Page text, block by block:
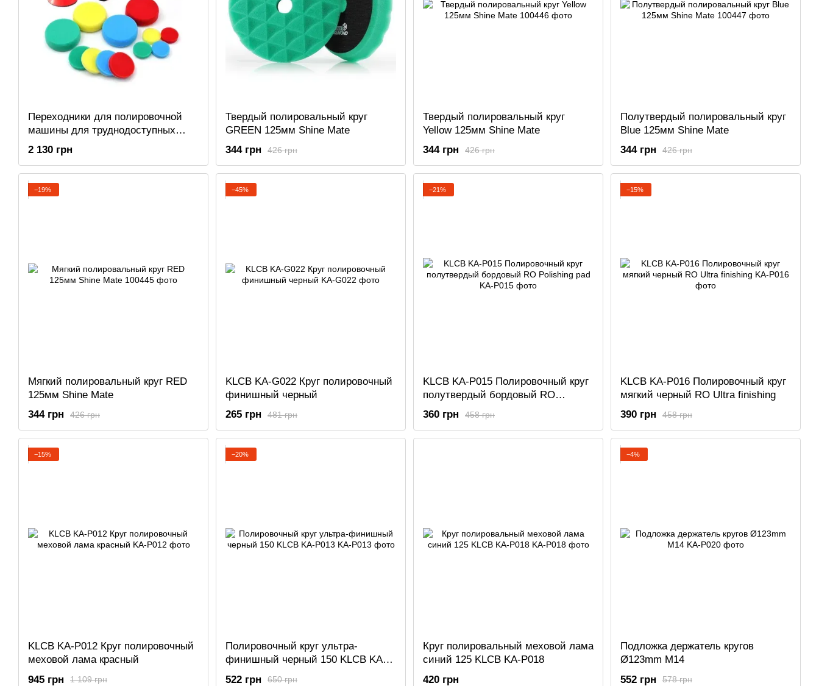
Переходники для полировочной
машины для труднодоступных
мест
2 130 грн
Твердый полировальный круг
GREEN 125мм Shine Mate
426 грн
344 грн
Твердый полировальный круг
Yellow 125мм Shine Mate
426 грн
344 грн
Полутвердый полировальный круг
Blue 125мм Shine Mate
426 грн
344 грн
−19%
Мягкий полировальный круг RED
125мм Shine Mate
426 грн
344 грн
−45%
KLCB KA-G022 Круг полировочный
финишный черный
481 грн
265 грн
−21%
KLCB KA-P015 Полировочный круг
полутвердый бордовый RO
Polishing pad
458 грн
360 грн
−15%
KLCB KA-P016 Полировочный круг
мягкий черный RO Ultra finishing
458 грн
390 грн
−15%
KLCB KA-P012 Круг полировочный
меховой лама красный
1 109 грн
945 грн
−20%
Полировочный круг ультра-
финишный черный 150 KLCB KA-
P013
650 грн
522 грн
Круг полировальный меховой лама
синий 125 KLCB KA-P018
420 грн
−4%
Подложка держатель кругов
Ø123mm M14
578 грн
552 грн